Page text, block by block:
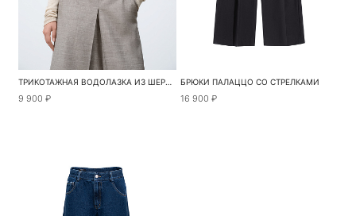
ТРИКОТАЖНАЯ ВОДОЛАЗКА ИЗ ШЕРСТИ
9 900 ₽
БРЮКИ ПАЛАЦЦО СО СТРЕЛКАМИ
16 900 ₽